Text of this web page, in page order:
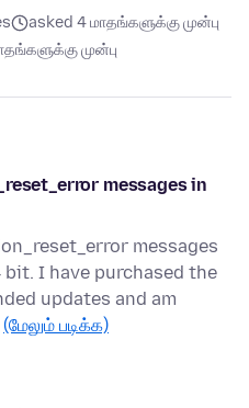
asked 4 மாதங்களுக்கு முன்பு
முன்பு
messages in
messages
I have purchased the
updates and am
(மேலும் படிக்க)